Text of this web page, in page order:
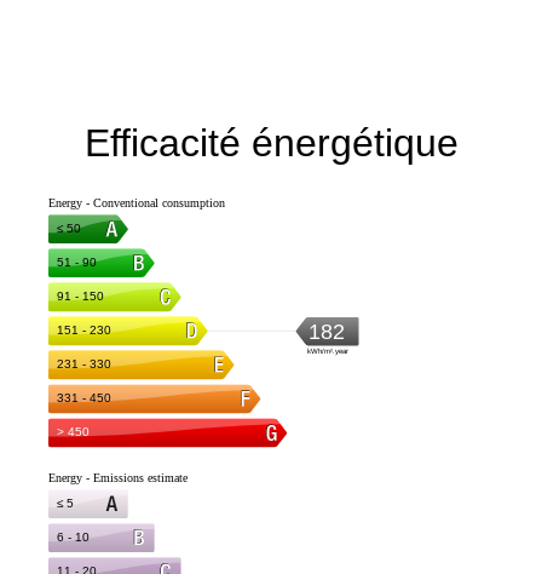
Efficacité énergétique